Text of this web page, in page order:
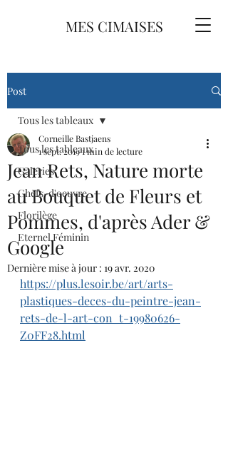
MES CIMAISES
Post
Tous les tableaux
Galeries
Chefs-d'oeuvre
Florilège
Eternel Féminin
Tous les tableaux
Jean Rets, Nature morte
au Bouquet de Fleurs et
Pommes, d'après Ader &
Google
Corneille Bastjaens
1 sept. 20191 min de lecture
Dernière mise à jour : 19 avr. 2020
https://plus.lesoir.be/art/arts-
plastiques-deces-du-peintre-jean-
rets-de-l-art-con_t-19980626-
Z0FF28.html